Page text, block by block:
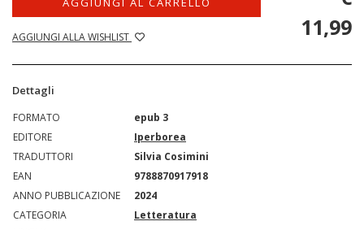
AGGIUNGI ALLA WISHLIST
11,99
Dettagli
FORMATO
epub 3
EDITORE
Iperborea
TRADUTTORI
Silvia Cosimini
EAN
9788870917918
ANNO PUBBLICAZIONE
2024
CATEGORIA
Letteratura